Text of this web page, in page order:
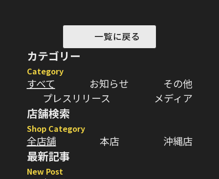
一覧に戻る
カテゴリー
Category
すべて
お知らせ
その他
プレスリリース
メディア
店舗検索
Shop Category
全店舗
本店 沖縄店
最新記事
New Post